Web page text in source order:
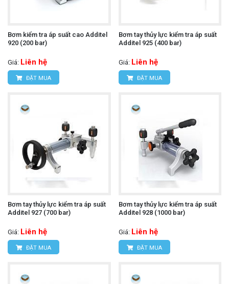
Bơm kiểm tra áp suất cao Additel
920 (200 bar)
Giá: Liên hệ
ĐẶT MUA
Bơm tay thủy lực kiểm tra áp suất
Additel 925 (400 bar)
Giá: Liên hệ
ĐẶT MUA
Bơm tay thủy lực kiểm tra áp suất
Additel 927 (700 bar)
Giá: Liên hệ
ĐẶT MUA
Bơm tay thủy lực kiểm tra áp suất
Additel 928 (1000 bar)
Giá: Liên hệ
ĐẶT MUA